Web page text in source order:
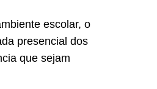
escolar, o
presencial dos
que sejam